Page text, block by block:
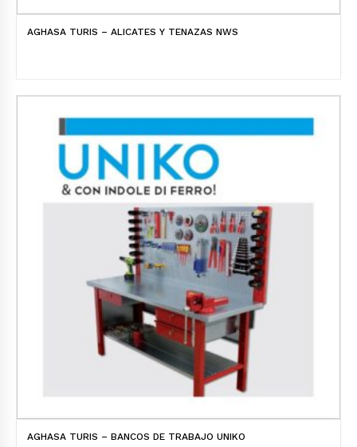
AGHASA TURIS – ALICATES Y TENAZAS NWS
AGHASA TURIS – BANCOS DE TRABAJO UNIKO